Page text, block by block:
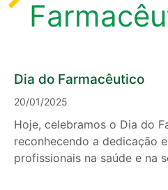
Dia do Farmacêutico
20/01/2025
Hoje, celebramos o Dia do
reconhecendo a dedicação
profissionais na saúde e na